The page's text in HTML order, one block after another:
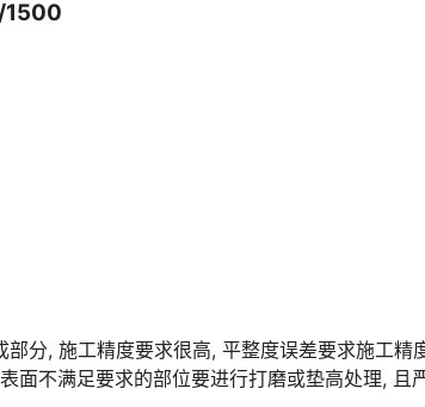
分, 施工精度要求很高, 平整度误差要求施工精
面不满足要求的部位要进行打磨或垫高处理, 且